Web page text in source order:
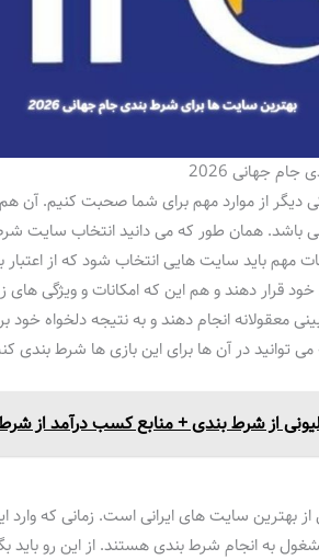
جهانی 2026
دیگر از موارد مهم برای شما صحبت کنیم. آن
بندی جام جهانی 2026 می باشد. همان طور که می دانید انتخاب
مهم باید سایت هایی انتخاب شود که از اعتبار
خود قرار دهند و هم این که امکانات و ویژگی های
معقولانه انجام دهند و به نتیجه دلخواه خود
در آن ها برای این بازی ها شرط بندی
از شرط بندی + منابع کسب درآمد از
سایت های ایرانی است. زمانی که وارد
به انجام شرط بندی هستند. از این رو